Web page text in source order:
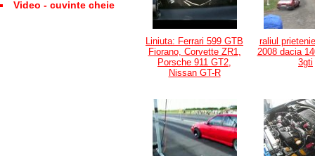
Video - cuvinte cheie
Liniuta: Ferrari 599 GTB
Fiorano, Corvette ZR1,
Porsche 911 GT2,
Nissan GT-R
raliul
2008 dacia
3gti